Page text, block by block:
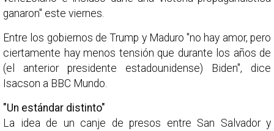
ganaron" este viernes.
Entre los gobiernos de Trump y Maduro "no hay amor, pero
ciertamente hay menos tensión que durante los años de
(el anterior presidente estadounidense) Biden", dice
Isacson a BBC Mundo.
"Un estándar distinto"
La idea de un canje de presos entre San Salvador y